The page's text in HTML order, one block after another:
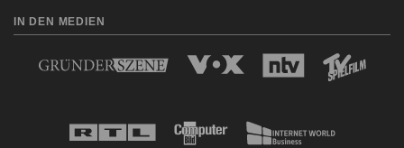
IN DEN MEDIEN